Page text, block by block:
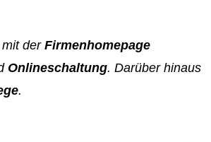
der Firmenhomepage
Onlineschaltung. Darüber hinaus
.